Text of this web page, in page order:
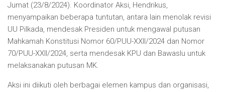
Jumat (23/8/2024). Koordinator Aksi, Hendrikus,
menyampaikan beberapa tuntutan, antara lain menolak revisi
UU Pilkada, mendesak Presiden untuk mengawal putusan
Mahkamah Konstitusi Nomor 60/PUU-XXII/2024 dan Nomor
70/PUU-XXII/2024, serta mendesak KPU dan Bawaslu untuk
melaksanakan putusan MK.
Aksi ini diikuti oleh berbagai elemen kampus dan organisasi,